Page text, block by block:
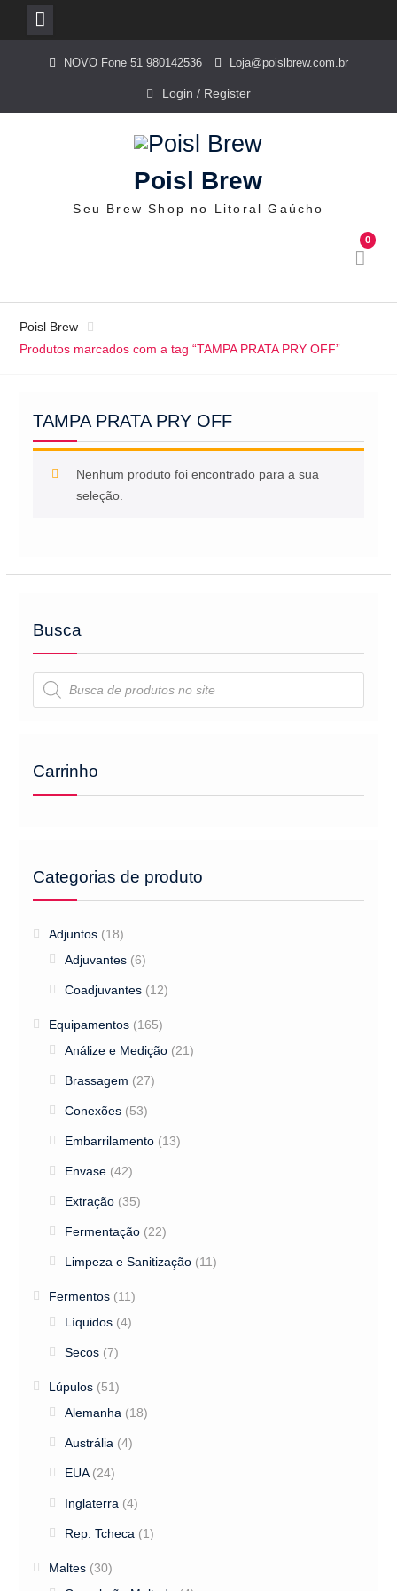
NOVO Fone 51 980142536 Loja@poislbrew.com.br
Login / Register
Poisl Brew
Seu Brew Shop no Litoral Gaúcho
0
Poisl Brew
Produtos marcados com a tag “TAMPA PRATA PRY OFF”
TAMPA PRATA PRY OFF
Nenhum produto foi encontrado para a sua
seleção.
Busca
Pesquisar
produtos
Carrinho
Categorias de produto
Adjuntos (18)
Adjuvantes (6)
Coadjuvantes (12)
Equipamentos (165)
Análize e Medição (21)
Brassagem (27)
Conexões (53)
Embarrilamento (13)
Envase (42)
Extração (35)
Fermentação (22)
Limpeza e Sanitização (11)
Fermentos (11)
Líquidos (4)
Secos (7)
Lúpulos (51)
Alemanha (18)
Austrália (4)
EUA (24)
Inglaterra (4)
Rep. Tcheca (1)
Maltes (30)